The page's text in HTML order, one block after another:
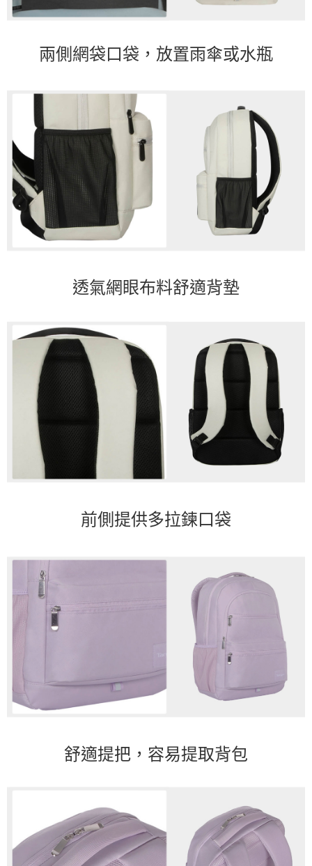
兩側網袋口袋，放置雨傘或水瓶
透氣網眼布料舒適背墊
前側提供多拉鍊口袋
舒適提把，容易提取背包